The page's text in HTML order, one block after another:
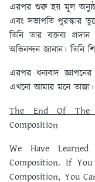
এরপর শুরু হয় মূল
এবং সভাপতি পুরস্কার
তিনি তার বক্তব্য প্রদান
অভিনন্দন জানান। তিনি
এরপর ধন্যবাদ জ্ঞাপনের
এখনো আমার মনে তাজা।
The End Of
Composition
We Have
Composition. If
Composition, You